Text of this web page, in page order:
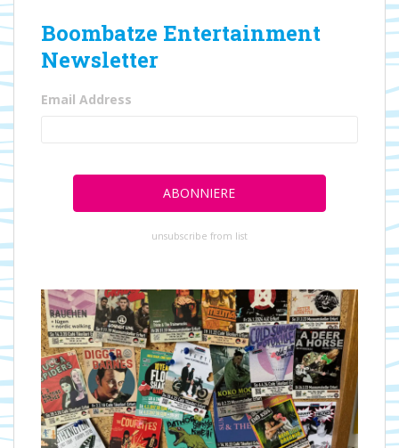
Boombatze Entertainment
Newsletter
Email Address
unsubscribe from list